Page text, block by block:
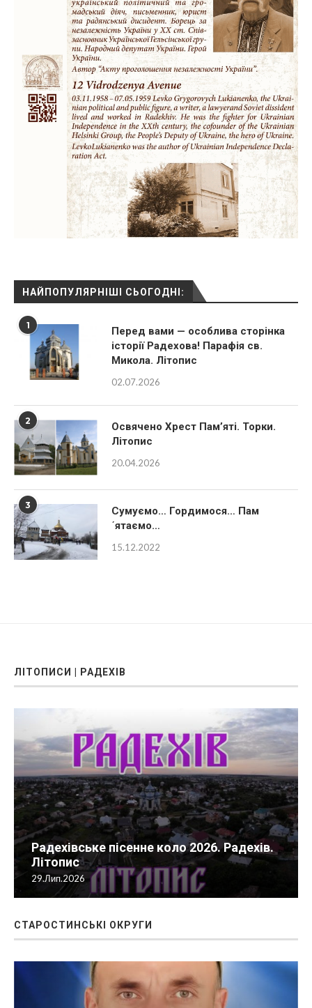
Перед вами — особлива сторінка
історії Радехова! Парафія св.
Микола. Літопис
2
Освячено Хрест Пам’яті. Торки.
Літопис
3
Сумуємо… Гордимося… Пам
´ятаємо…
ЛІТОПИСИ | РАДЕХІВ
Радехівське пісенне коло 2026. Радехів.
Літопис
29.Лип.2026
СТАРОСТИНСЬКІ ОКРУГИ